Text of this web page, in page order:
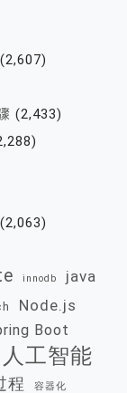
(2,607)
(2,433)
(2,063)
innodb java
Node.js
Boot
人工智能
程 容器化